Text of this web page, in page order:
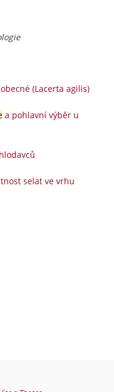
(Lacerta agilis)
a pohlavní výběr u
selat ve vrhu